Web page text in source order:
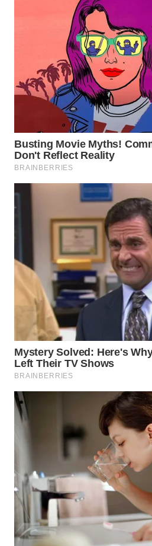
WN
LIKUPANG
LABUANBAJO
WN
BORNEO
Wahana
Media
WAHANA
TANI
WAHANA
WAHANA
INFRASTRUKTUR
WAHANA
LISTRIK
WAHANA
TRAVEL